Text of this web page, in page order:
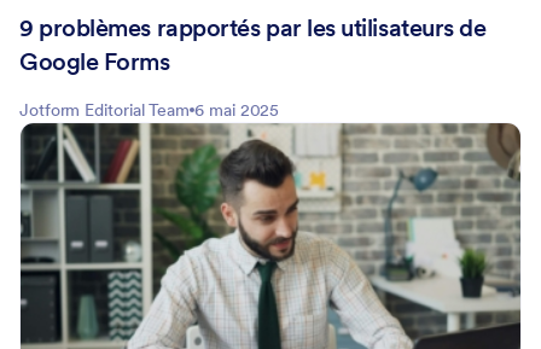
9 problèmes rapportés par les utilisateurs de
Google Forms
Jotform Editorial Team 6 mai 2025